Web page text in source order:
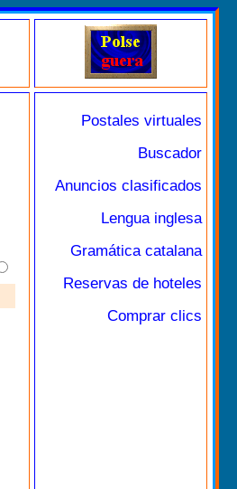
Postales virtuales
Buscador
Anuncios clasificados
Lengua inglesa
Gramática catalana
Reservas de hoteles
Comprar clics